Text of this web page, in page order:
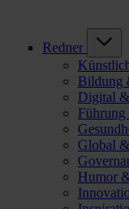
Redner
Bildung
Digital
Global
Humor